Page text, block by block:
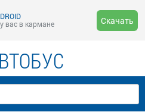
вас в кармане
Скачать